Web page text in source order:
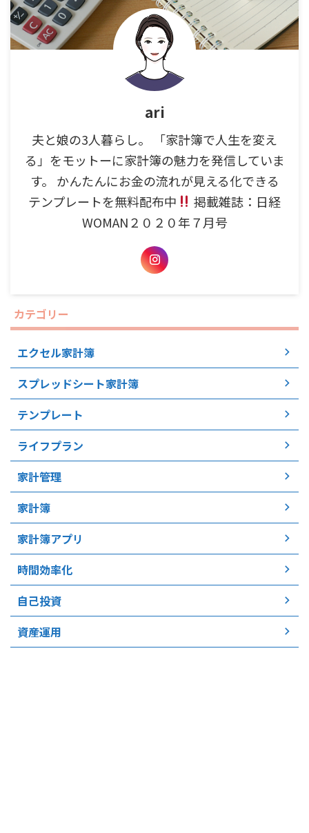
ari
夫と娘の3人暮らし。 「家計簿で人生を変え
る」をモットーに家計簿の魅力を発信していま
す。 かんたんにお金の流れが見える化できる
テンプレートを無料配布中
掲載雑誌：日経
WOMAN２０２０年７月号
カテゴリー
エクセル家計簿
スプレッドシート家計簿
テンプレート
ライフプラン
家計管理
家計簿
家計簿アプリ
時間効率化
自己投資
資産運用